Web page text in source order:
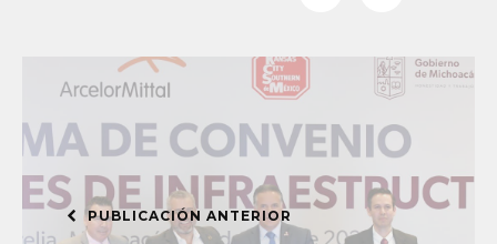
PUBLICACIÓN ANTERIOR